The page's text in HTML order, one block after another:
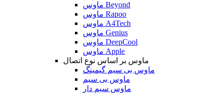
ماوس Beyond
ماوس Rapoo
ماوس A4Tech
ماوس Genius
ماوس DeepCool
ماوس Apple
ماوس بر اساس نوع اتصال
ماوس بی سیم گیمینگ
ماوس بی سیم
ماوس سیم دار